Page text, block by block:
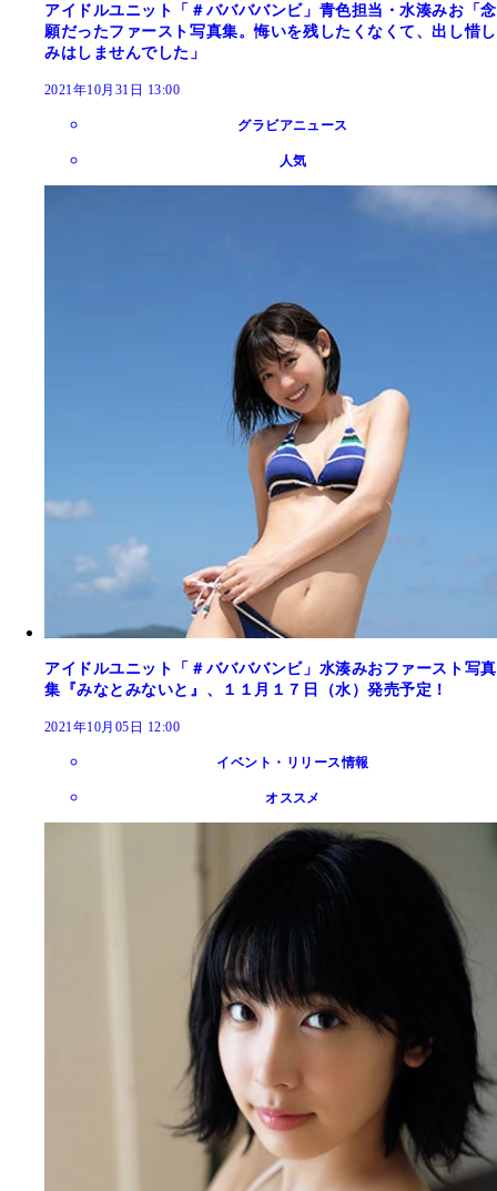
アイドルユニット「＃ババババンビ」青色担当・水湊みお「念
願だったファースト写真集。悔いを残したくなくて、出し惜し
みはしませんでした」
2021年10月31日 13:00
グラビアニュース
人気
アイドルユニット「＃ババババンビ」水湊みおファースト写真
集『みなとみないと』、１１月１７日（水）発売予定！
2021年10月05日 12:00
イベント・リリース情報
オススメ